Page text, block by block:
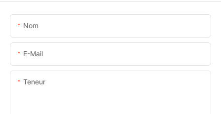
Nom
E-Mail
Teneur